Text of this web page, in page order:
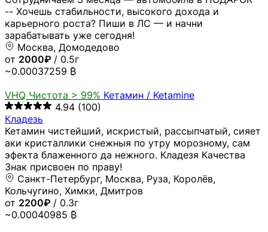
-- Хочешь стабильности, высокого дохода и
карьерного роста? Пиши в ЛС — и начни
зарабатывать уже сегодня!
Москва, Домодедово
от 2000₽ / 0.5г
~0.00037259 ₿
VHQ Чистота > 99% Кетамин / Ketamine
4.94 (100)
Кладезь
Кетамин чистейший, искристый, рассыпчатый, сияет
аки кристаллики снежныя по утру морозному, сам
эфекта блаженного да нежного. Кладезя Качества
Знак присвоен по праву!
Санкт-Петербург, Москва, Руза, Королёв,
Кольчугино, Химки, Дмитров
от 2200₽ / 0.3г
~0.00040985 ₿